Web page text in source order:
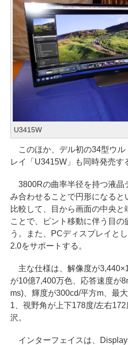
U3415W
このほか、デル初の34型ウル
レイ「U3415W」も同時発売す
3800Rの曲率半径を持つ液晶
み合わせることで円形になると
比較して、目から画面の中央と
ことで、ピント移動に伴う目の
う。また、PCディスプレイと
2.0をサポートする。
主な仕様は、解像度が
が10億7,400万色、応答速度が
ms)、輝度が300cd/平方m、最
1、視野角が上下178度/左右
沢。
インターフェイスは、